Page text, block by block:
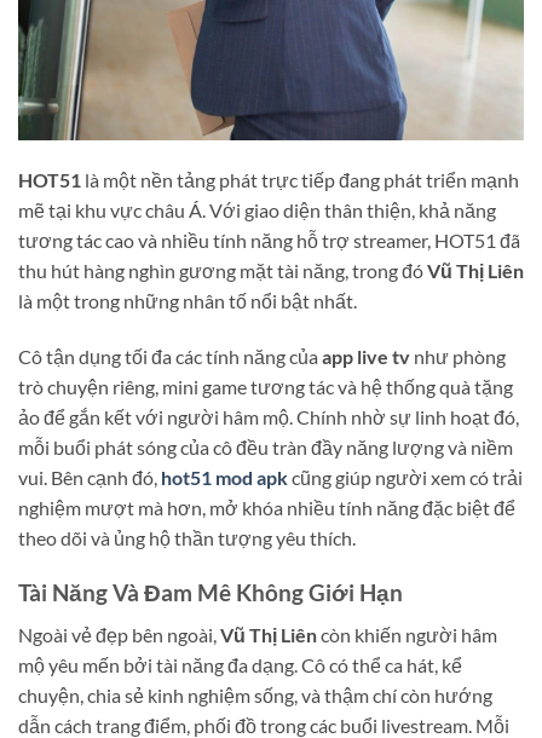
HOT51 là một nền tảng phát trực tiếp đang phát triển mạnh
mẽ tại khu vực châu Á. Với giao diện thân thiện, khả năng
tương tác cao và nhiều tính năng hỗ trợ streamer, HOT51 đã
thu hút hàng nghìn gương mặt tài năng, trong đóVũ Thị Liên
là một trong những nhân tố nổi bật nhất.
Cô tận dụng tối đa các tính năng của app live tv như phòng
trò chuyện riêng, mini game tương tác và hệ thống quà tặng
ảo để gắn kết với người hâm mộ. Chính nhờ sự linh hoạt đó,
mỗi buổi phát sóng của cô đều tràn đầy năng lượng và niềm
vui. Bên cạnh đó, hot51 mod apkcũng giúp người xem có trải
nghiệm mượt mà hơn, mở khóa nhiều tính năng đặc biệt để
theo dõi và ủng hộ thần tượng yêu thích.
Tài Năng Và Đam Mê Không Giới Hạn
Ngoài vẻ đẹp bên ngoài, Vũ Thị Liêncòn khiến người hâm
mộ yêu mến bởi tài năng đa dạng. Cô có thể ca hát, kể
chuyện, chia sẻ kinh nghiệm sống, và thậm chí còn hướng
dẫn cách trang điểm, phối đồ trong các buổi livestream. Mỗi